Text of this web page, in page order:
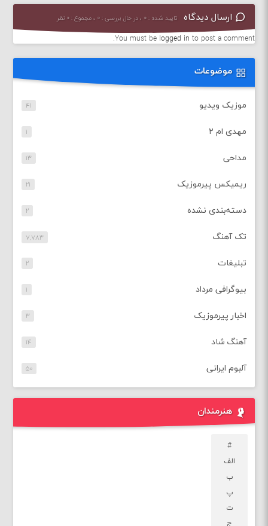
ارسال دیدگاه تایید شده : ۰ ، در حال بررسی : ۰ ، مجموع : ۰ نظر
You must be logged in to post a comment.
موضوعات
موزیک ویدیو ۴۱
مهدی ام ۲ ۱
مداحی ۱۳
ریمیکس پیرموزیک ۲۱
دسته‌بندی نشده ۲
تک آهنگ ۷,۷۸۳
تبلیغات ۲
بیوگرافی مرداد ۱
اخبار پیرموزیک ۳
آهنگ شاد ۱۴
آلبوم ایرانی ۵۰
هنرمندان
#
الف
ب
پ
ت
ج